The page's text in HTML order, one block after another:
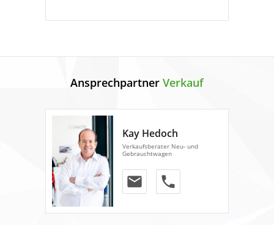
Ansprechpartner Verkauf
Kay Hedoch
Verkaufsberater Neu- und
Gebrauchtwagen
email phone